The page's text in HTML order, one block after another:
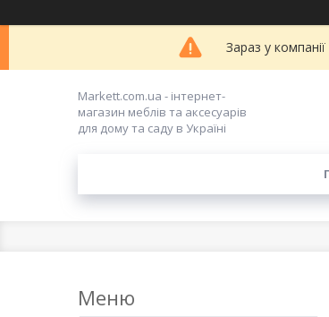
Зараз у
Markett.com.ua - інтернет-
магазин меблів та аксесуарів
для дому та саду в Україні